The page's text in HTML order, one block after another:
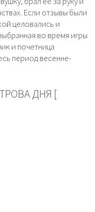
Если отзывы были
целовались и
во время игры
и почетница
период весенне-
ДНЯ [